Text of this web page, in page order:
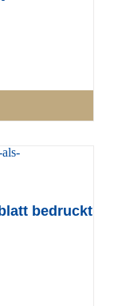
bedruckt